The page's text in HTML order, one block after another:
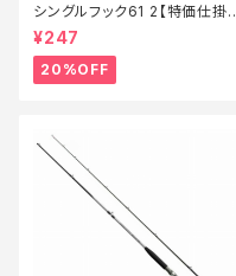
シングルフック61 2【特価仕掛】
【20】
¥247
20%OFF